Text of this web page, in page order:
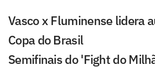
Vasco x Fluminense lidera
Copa do Brasil
Semifinais do 'Fight do